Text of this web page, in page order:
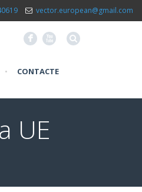
vector.european@gmail.com
F X
• CONTACTE
UE